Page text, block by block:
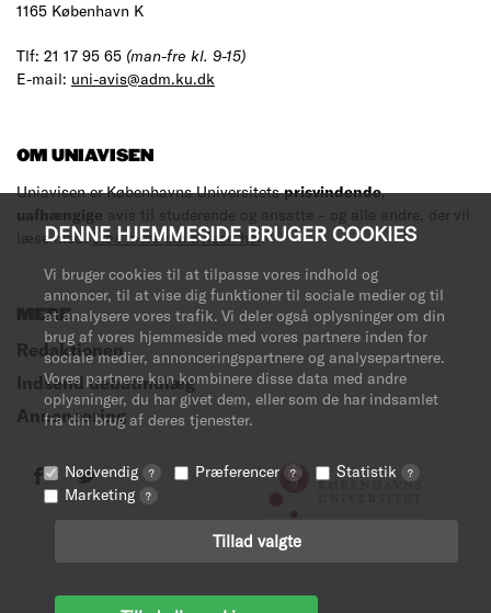
DENNE HJEMMESIDE BRUGER COOKIES
Vi bruger cookies til at tilpasse vores indhold og
annoncer, til at vise dig funktioner til sociale medier og til
at analysere vores trafik. Vi deler også oplysninger om din
brug af vores hjemmeside med vores partnere inden for
sociale medier, annonceringspartnere og analysepartnere.
Vores partnere kan kombinere disse data med andre
oplysninger, du har givet dem, eller som de har indsamlet
fra din brug af deres tjenester.
Nødvendig ? Præferencer ? Statistik ?
Marketing ?
Tillad valgte
1165 København K
Tlf: 21 17 95 65 (man-fre kl. 9-15)
E-mail: uni-avis@adm.ku.dk
OM UNIAVISEN
Uniavisen er Københavns Universitetsprisvindende,
uafhængige avis til studerende og ansatte – og alle andre, der vil
læse med.Læs mere om avisen her.
MERE
Redaktionen
Indsend debatindlæg
Annoncering